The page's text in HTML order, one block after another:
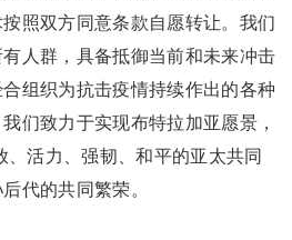
照双方同意条款自愿转让。我们
人群，具备抵御当前和未来冲击
组织为抗击疫情持续作出的各种
们致力于实现布特拉加亚愿景，
、活力、强韧、和平的亚太共同
代的共同繁荣。